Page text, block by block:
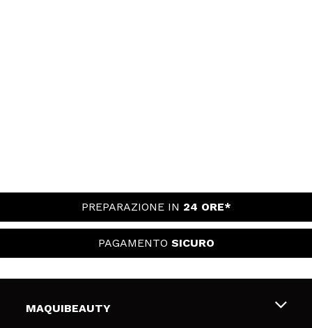
PREPARAZIONE IN 24 ORE*
PAGAMENTO SICURO
MAQUIBEAUTY